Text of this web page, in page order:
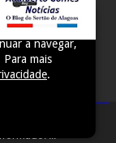
experiência e
a navegar,
mais
.